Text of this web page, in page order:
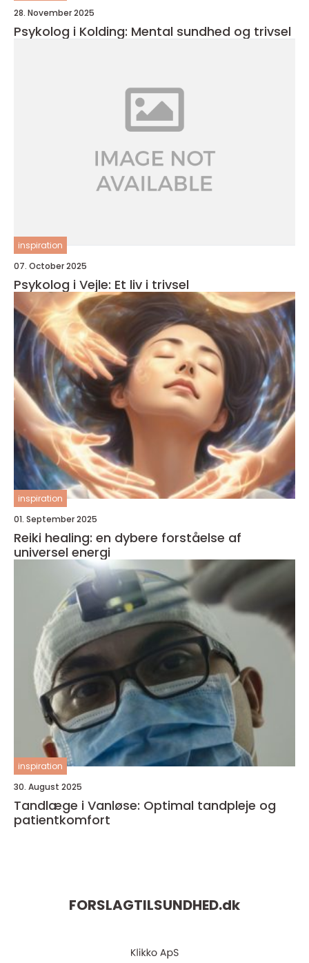
28. November 2025
Psykolog i Kolding: Mental sundhed og trivsel
inspiration
07. October 2025
Psykolog i Vejle: Et liv i trivsel
inspiration
01. September 2025
Reiki healing: en dybere forståelse af
universel energi
inspiration
30. August 2025
Tandlæge i Vanløse: Optimal tandpleje og
patientkomfort
FORSLAGTILSUNDHED.dk